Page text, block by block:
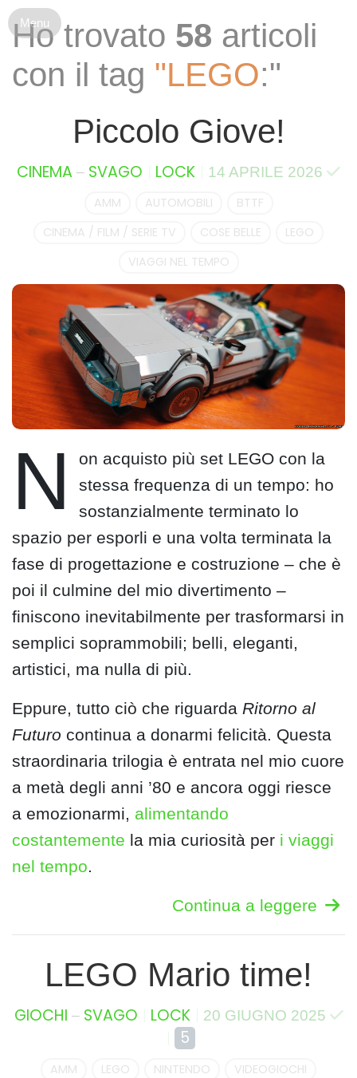
Ho trovato 58 articoli
con il tag "LEGO:"
Piccolo Giove!
CINEMA– SVAGO LOCK 14 APRILE 2026
AMM AUTOMOBILI
BTTF
CINEMA / FILM / SERIE TV
COSE BELLE
LEGO
VIAGGI NEL TEMPO
N
on acquisto più set LEGO con la
stessa frequenza di un tempo: ho
sostanzialmente terminato lo
spazio per esporli e una volta terminata la
fase di progettazione e costruzione – che è
poi il culmine del mio divertimento –
finiscono inevitabilmente per trasformarsi in
semplici soprammobili; belli, eleganti,
artistici, ma nulla di più.
Eppure, tutto ciò che riguarda Ritorno al
Futuro continua a donarmi felicità. Questa
straordinaria trilogia è entrata nel mio cuore
a metà degli anni ’80 e ancora oggi riesce
a emozionarmi, alimentando
costantemente la mia curiosità per i viaggi
nel tempo.
Continua a leggere
LEGO Mario time!
GIOCHI – SVAGO LOCK 20 GIUGNO 2025
5
AMM LEGO NINTENDO VIDEOGIOCHI